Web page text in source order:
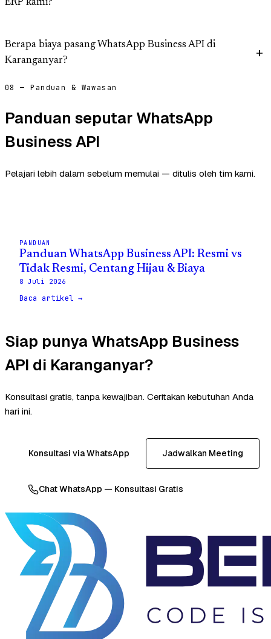
ERP kami?
Berapa biaya pasang WhatsApp Business API di
Karanganyar?
08 — Panduan & Wawasan
Panduan seputar WhatsApp
Business API
Pelajari lebih dalam sebelum memulai — ditulis oleh tim kami.
PANDUAN
Panduan WhatsApp Business API: Resmi vs
Tidak Resmi, Centang Hijau & Biaya
8 Juli 2026
Baca artikel →
Siap punya WhatsApp Business
API di Karanganyar?
Konsultasi gratis, tanpa kewajiban. Ceritakan kebutuhan Anda
hari ini.
Konsultasi via WhatsApp Jadwalkan Meeting
Chat WhatsApp — Konsultasi Gratis